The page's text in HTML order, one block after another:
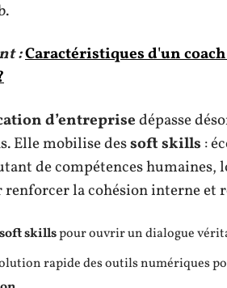
:Caractéristiques d'un
d’entreprisedépasse
Elle mobilise dessoft skills :
de compétences
la cohésion interne et
soft skillspour ouvrir un dialogue
rapide des outils numériques